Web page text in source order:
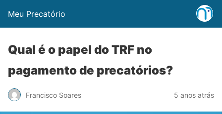
Meu Precatório
Qual é o papel do TRF no
pagamento de precatórios?
Francisco Soares 5 anos atrás